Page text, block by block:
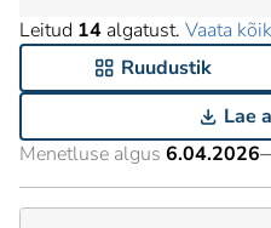
Leitud 14 algatust. Vaata
Ruudustik
Lae
Menetluse algus 6.04.2026